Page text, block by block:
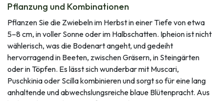
Pflanzung und Kombinationen
Pflanzen Sie die Zwiebeln im Herbst in einer Tiefe von etwa
5–8 cm, in voller Sonne oder im Halbschatten. Ipheion ist nicht
wählerisch, was die Bodenart angeht, und gedeiht
hervorragend in Beeten, zwischen Gräsern, in Steingärten
oder in Töpfen. Es lässt sich wunderbar mit Muscari,
Puschkinia oder Scilla kombinieren und sorgt so für eine lang
anhaltende und abwechslungsreiche blaue Blütenpracht. Aus